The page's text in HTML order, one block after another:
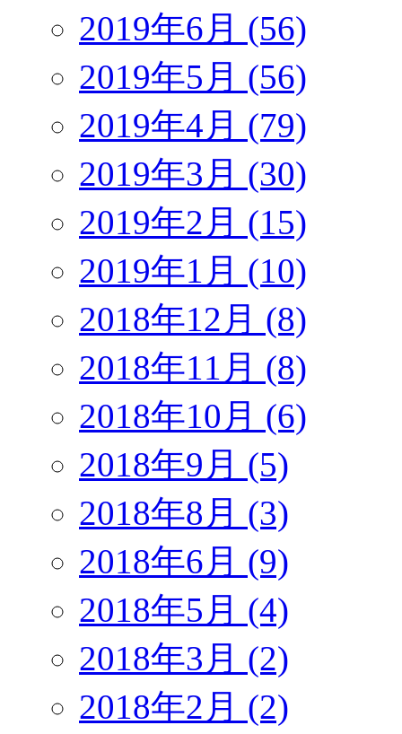
2019年6月 (56)
2019年5月 (56)
2019年4月 (79)
2019年3月 (30)
2019年2月 (15)
2019年1月 (10)
2018年12月 (8)
2018年11月 (8)
2018年10月 (6)
2018年9月 (5)
2018年8月 (3)
2018年6月 (9)
2018年5月 (4)
2018年3月 (2)
2018年2月 (2)